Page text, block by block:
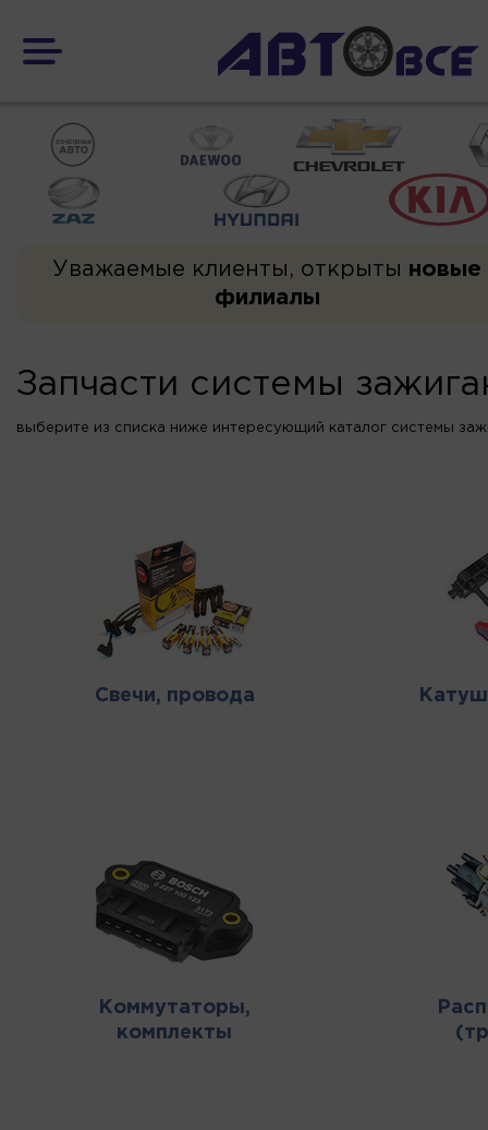
Уважаемые клиенты, открыты новые
филиалы
Запчасти системы
выберите из списка ниже интересующий каталог системы
Свечи, провода
Коммутаторы,
комплекты